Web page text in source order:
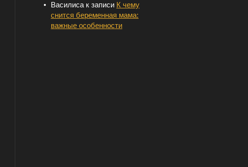
Василиса к записи К чему
снится беременная мама:
важные особенности